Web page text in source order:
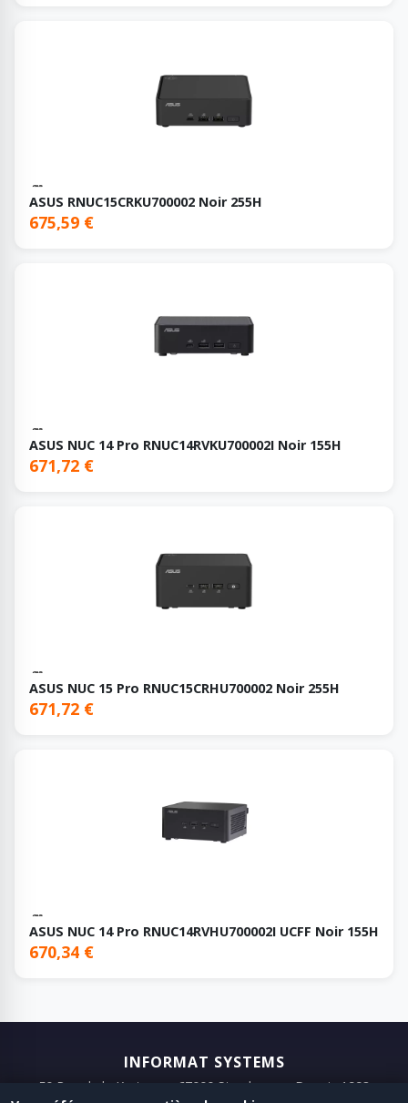
ASUS RNUC15CRKU700002 Noir 255H
675,59 €
ASUS NUC 14 Pro RNUC14RVKU700002I Noir 155H
671,72 €
ASUS NUC 15 Pro RNUC15CRHU700002 Noir 255H
671,72 €
ASUS NUC 14 Pro RNUC14RVHU700002I UCFF Noir 155H
670,34 €
INFORMAT SYSTEMS
50 Rue de la Krutenau, 67000 Strasbourg · Depuis 1993